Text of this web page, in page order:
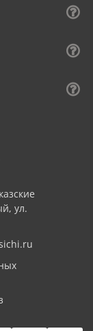
ул.